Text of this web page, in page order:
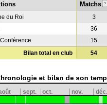
Matchs ?
du Roi 3
36
15
Bilan total en club
54
et bilan de son
sept. oct. nov. déc.